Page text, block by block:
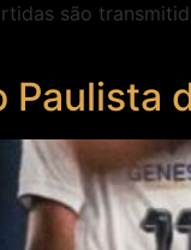
são
Paulista